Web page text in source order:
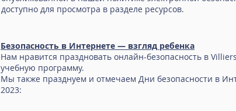
доступно для просмотра в разделе ресурсов.
Безопасность в Интернете — взгляд ребенка
Нам нравится праздновать онлайн-безопасность в
учебную программу.
Мы также празднуем и отмечаем Дни безопасности в
2023: